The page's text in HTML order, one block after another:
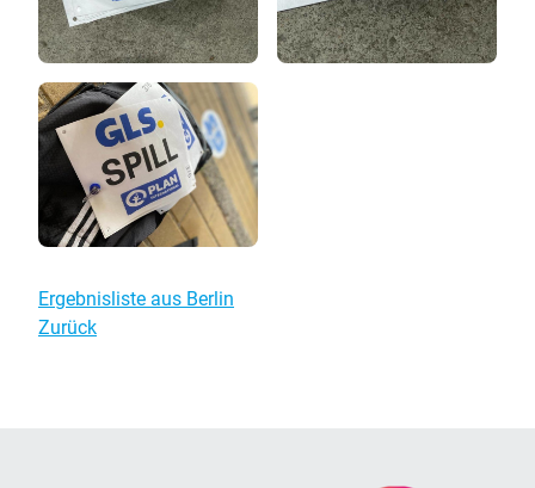
Ergebnisliste aus Berlin
Zurück